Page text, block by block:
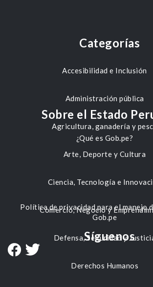
Categorías
Accesibilidad e Inclusión
Administración pública
Agricultura, ganadería y
Arte, Deporte y Cultura
Ciencia, Tecnología e
Comercio, Negocio y
Defensa, Seguridad y
Derechos Humanos
Sobre el Estado
¿Qué es Gob.pe?
Política de privacidad para el manejo
Gob.pe
Síguenos